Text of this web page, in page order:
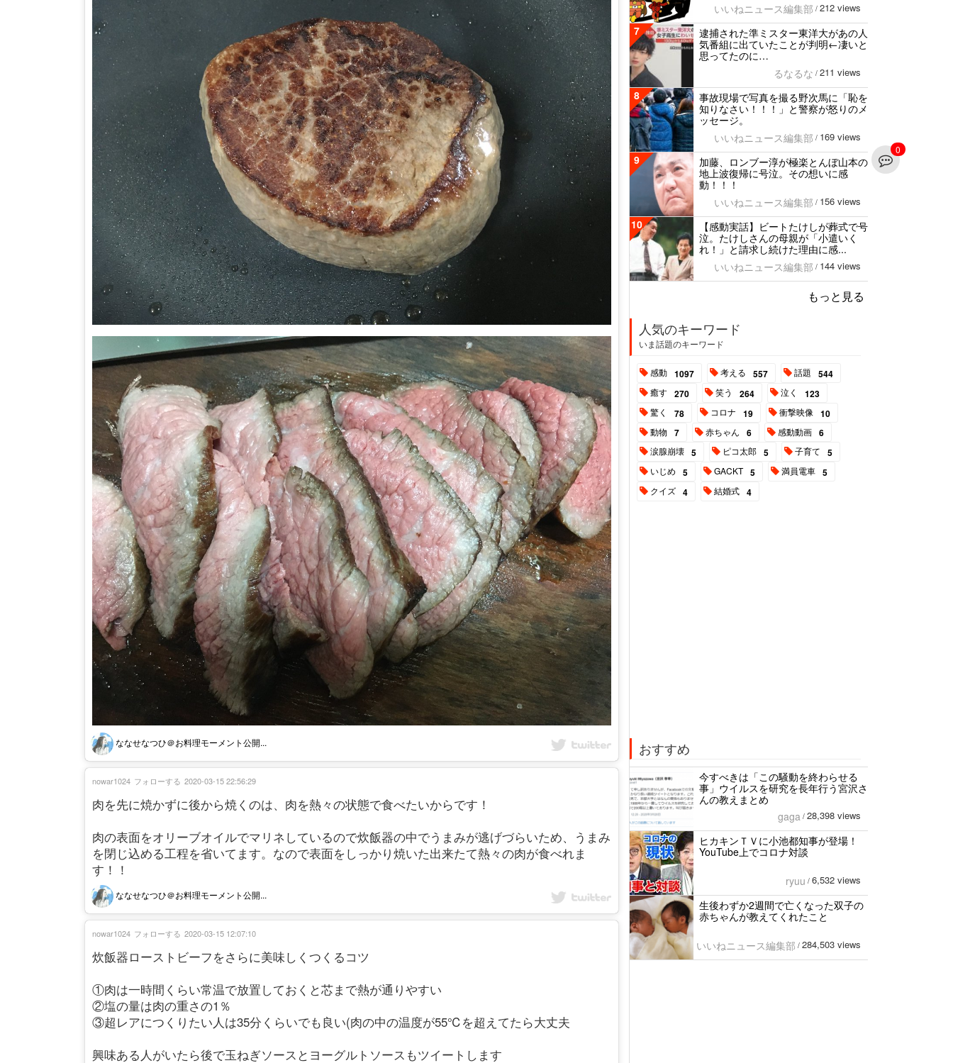
ななせなつひ＠お料理モーメント公開...
肉を先に焼かずに後から焼くのは、肉を熱々の状態で食べたいからです！
肉の表面をオリーブオイルでマリネしているので炊飯器の中でうまみが逃げづらいため、うまみ
を閉じ込める工程を省いてます。なので表面をしっかり焼いた出来たて熱々の肉が食べれま
す！！
ななせなつひ＠お料理モーメント公開...
nowar1024 フォローする 2020-03-15 22:56:29
炊飯器ローストビーフをさらに美味しくつくるコツ
①肉は一時間くらい常温で放置しておくと芯まで熱が通りやすい
②塩の量は肉の重さの1％
③超レアにつくりたい人は35分くらいでも良い(肉の中の温度が55℃を超えてたら大丈夫
興味ある人がいたら後で玉ねぎソースとヨーグルトソースもツイートします
nowar1024 フォローする 2020-03-15 12:07:10
0
いいねニュース編集部 / 212 views
7
逮捕された準ミスター東洋大があの人
気番組に出ていたことが判明←凄いと
思ってたのに…
るなるな / 211 views
8
事故現場で写真を撮る野次馬に「恥を
知りなさい！！！」と警察が怒りのメ
ッセージ。
いいねニュース編集部 / 169 views
9
加藤、ロンブー淳が極楽とんぼ山本の
地上波復帰に号泣。その想いに感
動！！！
いいねニュース編集部 / 156 views
10
【感動実話】ビートたけしが葬式で号
泣。たけしさんの母親が「小遣いく
れ！」と請求し続けた理由に感...
いいねニュース編集部 / 144 views
もっと見る
人気のキーワード
いま話題のキーワード
感動 1097 考える 557 話題 544
癒す 270 笑う 264 泣く 123
驚く 78 コロナ 19 衝撃映像 10
動物 7 赤ちゃん 6 感動動画 6
涙腺崩壊 5 ピコ太郎 5 子育て 5
いじめ 5 GACKT 5 満員電車 5
クイズ 4 結婚式 4
おすすめ
今すべきは「この騒動を終わらせる
事」ウイルスを研究を長年行う宮沢さ
んの教えまとめ
gaga / 28,398 views
ヒカキンＴＶに小池都知事が登場！
YouTube上でコロナ対談
ryuu / 6,532 views
生後わずか2週間で亡くなった双子の
赤ちゃんが教えてくれたこと
いいねニュース編集部 / 284,503 views